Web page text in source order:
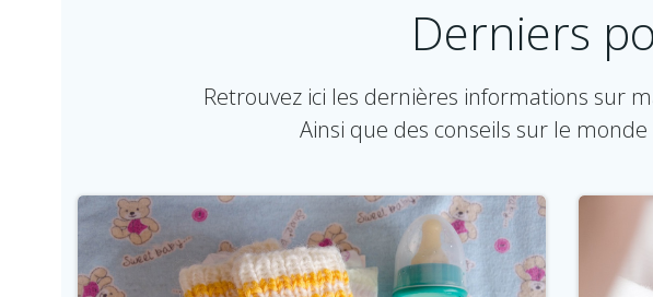
Derniers
Retrouvez ici les dernières informations sur
Ainsi que des conseils sur le